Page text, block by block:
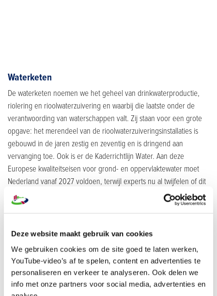
Deze website maakt gebruik van cookies
We gebruiken cookies om de site goed te laten werken,
YouTube-video’s af te spelen, content en advertenties te
personaliseren en verkeer te analyseren. Ook delen we
info met onze partners voor social media, advertenties en
Waterketen
De waterketen noemen we het geheel van drinkwaterproductie,
riolering en rioolwaterzuivering en waarbij die laatste onder de
verantwoording van waterschappen valt. Zij staan voor een grote
opgave: het merendeel van de rioolwaterzuiveringsinstallaties is
gebouwd in de jaren zestig en zeventig en is dringend aan
vervanging toe. Ook is er de Kaderrichtlijn Water. Aan deze
Europese kwaliteitseisen voor grond- en oppervlaktewater moet
Nederland vanaf 2027 voldoen, terwijl experts nu al twijfelen of dit
doel wel gehaald kan worden.
Wisse: "Aanbesteden gaat meer en meer programmatisch, want
waterschappen zien ook in dat ze het nooit gaan redden wanneer
elk project individueel in de markt moet worden gezet".
Daarnaast is standaardisering van cruciaal belang. Volgens Wisse is
in de basis een zuiveringsinstallatie in Groningen hetzelfde als die